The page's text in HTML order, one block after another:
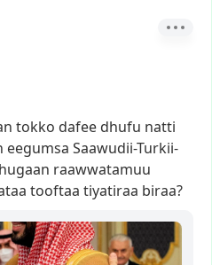
tokko dafee dhufu natti
eegumsa Saawudii-Turkii-
raawwatamuu
tooftaa tiyatiraa biraa?